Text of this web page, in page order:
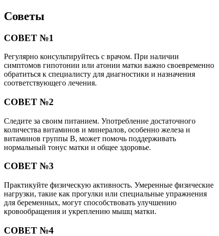
Советы
СОВЕТ №1
Регулярно консультируйтесь с врачом. При наличии
симптомов гипотонии или атонии матки важно своевременно
обратиться к специалисту для диагностики и назначения
соответствующего лечения.
СОВЕТ №2
Следите за своим питанием. Употребление достаточного
количества витаминов и минералов, особенно железа и
витаминов группы B, может помочь поддерживать
нормальный тонус матки и общее здоровье.
СОВЕТ №3
Практикуйте физическую активность. Умеренные физические
нагрузки, такие как прогулки или специальные упражнения
для беременных, могут способствовать улучшению
кровообращения и укреплению мышц матки.
СОВЕТ №4